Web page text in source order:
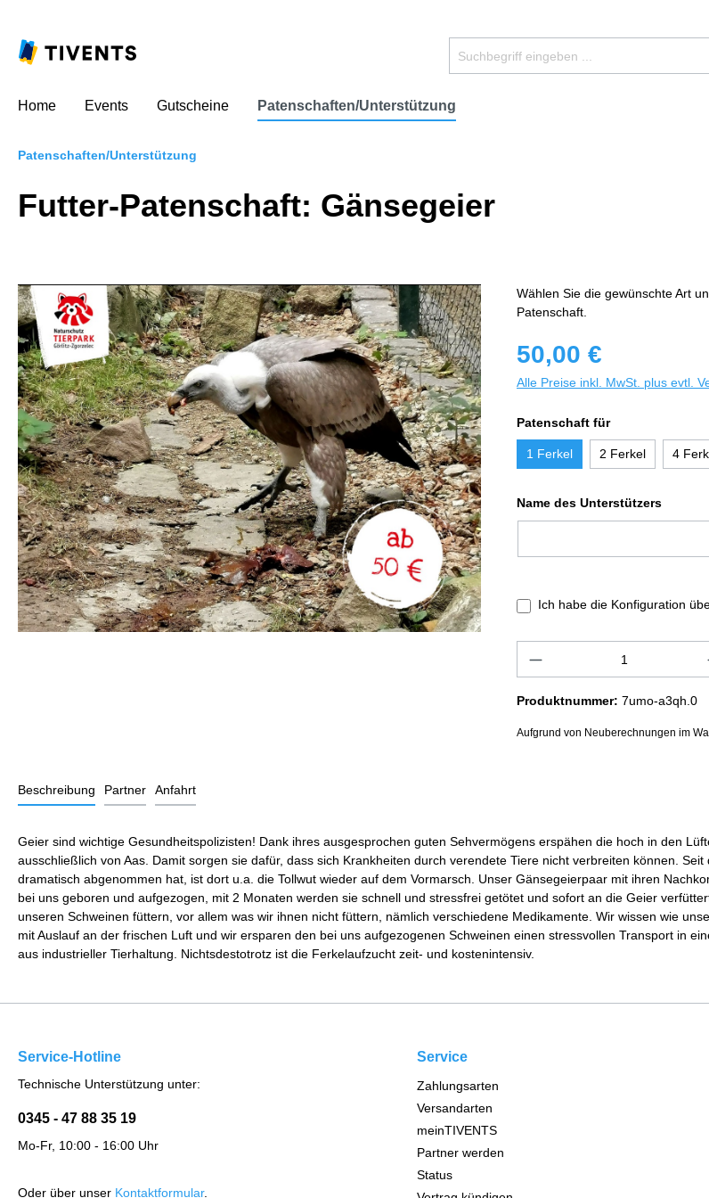
Home Events Gutscheine Patenschaften/Unterstützung
Patenschaften/Unterstützung
Futter-Patenschaft: Gänsegeier
Wählen Sie die gewünschte Art
Patenschaft.
50,00 €
Alle Preise inkl. MwSt. plus evtl.
Patenschaft für
1 Ferkel 2 Ferkel 4
Name des Unterstützers
Ich habe die Konfiguration
Produktnummer: 7umo-a3qh.0
Aufgrund von Neuberechnungen im
Beschreibung Partner Anfahrt
Geier sind wichtige Gesundheitspolizisten! Dank ihres ausgesprochen guten Sehvermögens erspähen die hoch in den
ausschließlich von Aas. Damit sorgen sie dafür, dass sich Krankheiten durch verendete Tiere nicht verbreiten können.
dramatisch abgenommen hat, ist dort u.a. die Tollwut wieder auf dem Vormarsch. Unser Gänsegeierpaar mit ihren
bei uns geboren und aufgezogen, mit 2 Monaten werden sie schnell und stressfrei getötet und sofort an die Geier
unseren Schweinen füttern, vor allem was wir ihnen nicht füttern, nämlich verschiedene Medikamente. Wir wissen wie
mit Auslauf an der frischen Luft und wir ersparen den bei uns aufgezogenen Schweinen einen stressvollen Transport in
aus industrieller Tierhaltung. Nichtsdestotrotz ist die Ferkelaufzucht zeit- und kostenintensiv.
Service-Hotline
Technische Unterstützung unter:
0345 - 47 88 35 19
Mo-Fr, 10:00 - 16:00 Uhr
Oder über unser Kontaktformular.
Service
Zahlungsarten
Versandarten
meinTIVENTS
Partner werden
Status